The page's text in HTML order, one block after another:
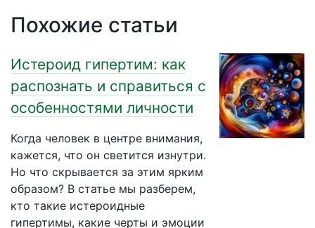
Похожие статьи
Истероид гипертим: как
распознать и справиться с
особенностями личности
Когда человек в центре внимания,
кажется, что он светится изнутри.
Но что скрывается за этим ярким
образом? В статье мы разберем,
кто такие истероидные
гипертимы, какие черты и эмоции